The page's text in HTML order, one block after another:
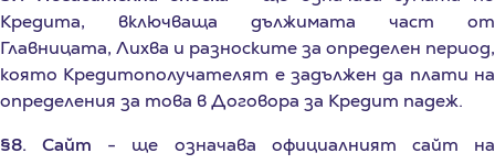
Главницата, Лихва и разноските за определен период,
която Кредитополучателят е задължен да плати на
определения за това в Договора за Кредит падеж.
§8. Сайт- ще означава официалният сайт на
КРЕДИСИМО:
credissimo.bg